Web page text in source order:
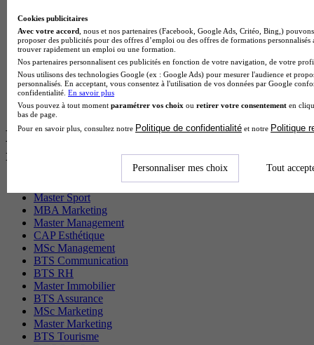
Cap Electricien en alternance
BTS Gpn en alternance
BTS Domotique en alternance
BAC Pro Agora en alternance
BTS Sta en alternance
BTS Iris en alternance
BTS Tpl en alternance
BTS Ati en alternance
Les diplômes par filière les plus
recherchés
Master Sport
MBA Marketing
Master Management
CAP Esthétique
MSc Management
BTS Communication
BTS RH
Master Immobilier
BTS Assurance
MSc Marketing
Master Marketing
BTS Tourisme
Cookies publicitaires
Avec votre accord , nous et nos partenaires (Facebook, Google Ads, Critéo, Bing,)
proposer des publicités pour des offres d’emploi ou des offres de formations
trouver rapidement un emploi ou une formation.
Nos partenaires personnalisent ces publicités en fonction de votre navigation, de votre
Nous utilisons des technologies Google (ex : Google Ads) pour mesurer l'audience et
personnalisés. En acceptant, vous consentez à l'utilisation de vos données par Google
confidentialité. En savoir plus
Vous pouvez à tout moment paramétrer vos choix ou retirer votre consentement en
bas de page.
Pour en savoir plus, consultez notre Politique de confidentialité et notre Politique
Personnaliser mes choix Tout